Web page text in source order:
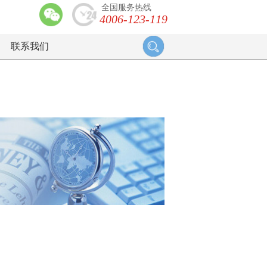
联系我们
全国服务热线
4006-123-119